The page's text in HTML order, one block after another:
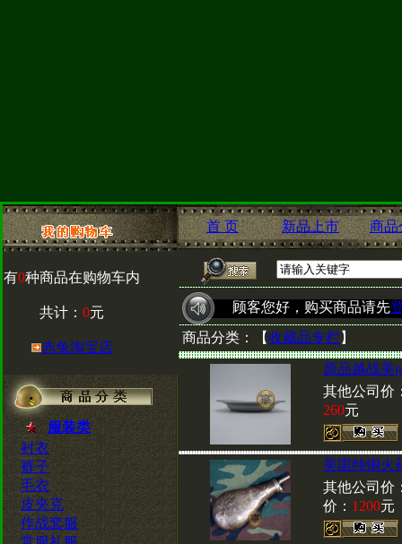
有0种商品在购物车内
共计： 0元
赤兔淘宝店
服装类
衬衣
裤子
毛衣
皮夹克
作战套服
首 页 新品上市 商品
顾客您好，购买商品请先
商品分类：
【收藏品专栏 】
原品越战美
其他公司价
260元
美国纯铜火
其他公司价
价： 1200元